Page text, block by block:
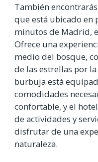
También
que está ubicado en
minutos de Madrid,
Ofrece una
medio del bosque,
de las estrellas por
burbuja está
comodidades
confortable, y el
de actividades y
disfrutar de una
naturaleza.